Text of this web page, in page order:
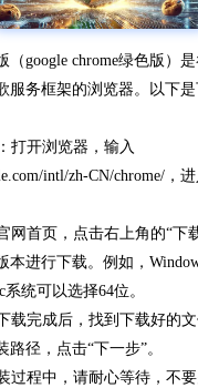
（google chrome绿色版）
服务框架的浏览器。以下
打开浏览器，输入
intl/zh-CN/chrome/，
网首页，点击右上角的“下
本进行下载。例如，
统可以选择64位。
载完成后，找到下载好的文
径，点击“下一步”。
过程中，请耐心等待，不要